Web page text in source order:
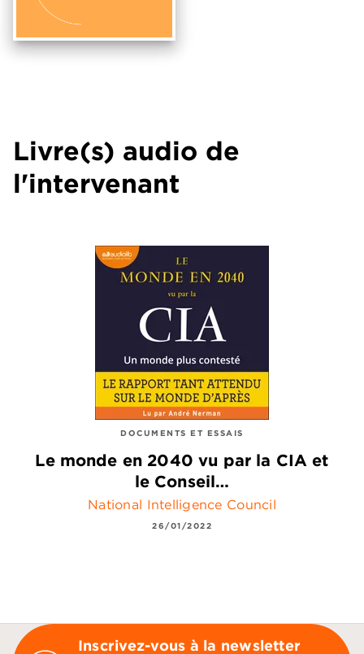
Livre(s) audio de
l'intervenant
DOCUMENTS ET ESSAIS
Le monde en 2040 vu par la CIA et
le Conseil…
National Intelligence Council
26/01/2022
Inscrivez-vous à la newsletter